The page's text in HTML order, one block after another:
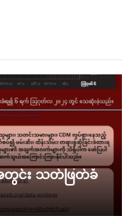
တွင်း သတ်ဖြတ်ခံ